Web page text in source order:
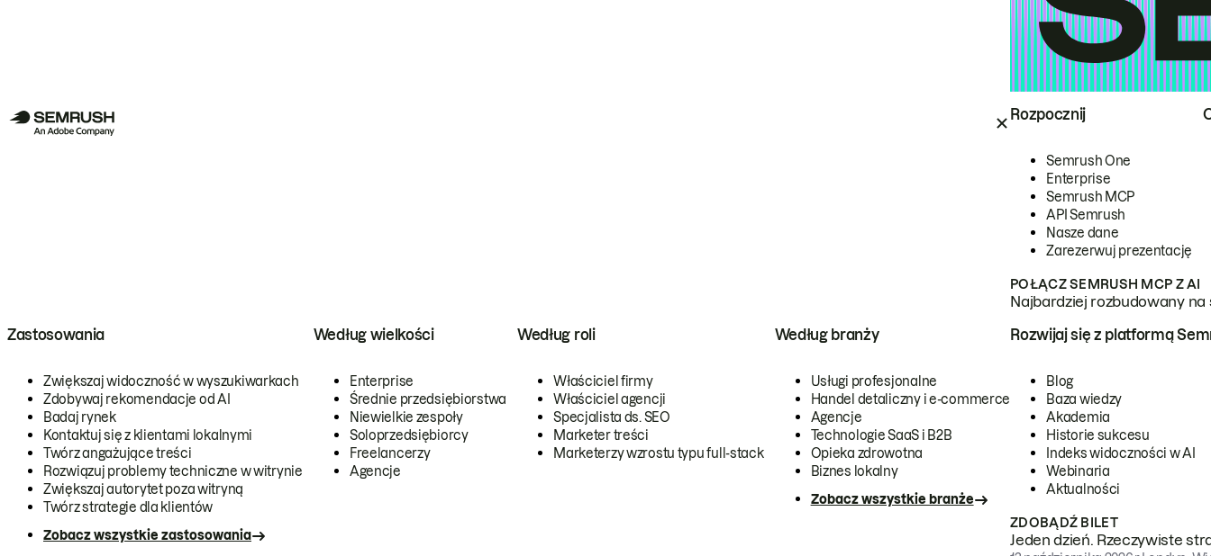
Rozpocznij
Semrush One
Enterprise
Semrush MCP
API Semrush
Nasze dane
Zarezerwuj prezentację
POŁĄCZ SEMRUSH MCP Z AI
Najbardziej rozbudowany
Zastosowania
Zwiększaj widoczność w wyszukiwarkach
Zdobywaj rekomendacje od AI
Badaj rynek
Kontaktuj się z klientami lokalnymi
Twórz angażujące treści
Rozwiązuj problemy techniczne w witrynie
Zwiększaj autorytet poza witryną
Twórz strategie dla klientów
Zobacz wszystkie zastosowania
Według wielkości
Enterprise
Średnie przedsiębiorstwa
Niewielkie zespoły
Soloprzedsiębiorcy
Freelancerzy
Agencje
Według roli
Właściciel firmy
Właściciel agencji
Specjalista ds. SEO
Marketer treści
Marketerzy wzrostu typu full-stack
Według branży
Usługi profesjonalne
Handel detaliczny i e-commerce
Agencje
Technologie SaaS i B2B
Opieka zdrowotna
Biznes lokalny
Zobacz wszystkie branże
Rozwijaj się z platformą
Blog
Baza wiedzy
Akademia
Historie sukcesu
Indeks widoczności w AI
Webinaria
Aktualności
ZDOBĄDŹ BILET
Jeden dzień. Rzeczywiste